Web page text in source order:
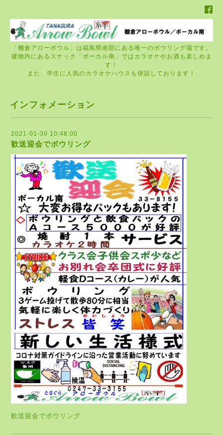
「棚倉アローボウル」は福島県南部にある唯一のボウリング場です。
建物内にあるスナック「ボーカル南」ではカラオケやお酒も楽しめま
す！
また、学生に人気のカラオケハウスも併設しております！
インフォメーション
2021-01-30 10:48:00
歓送迎会でボウリング
歓送迎会でボウリング